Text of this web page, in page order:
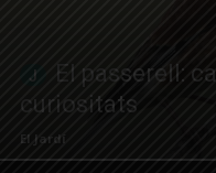
El passerell:
curiositats
El Jardí